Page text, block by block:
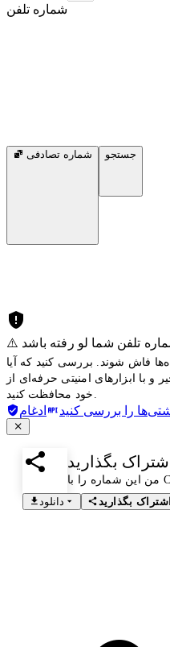
شماره تلفن
شماره تصادفی جستجو
تلفن شما لو رفته باشد
فاش شوند. بررسی کنید که آیا
با ابزارهای امنیتی حرفه‌ای از
را بررسی کنید
بگذارید
دانلود
بگذارید